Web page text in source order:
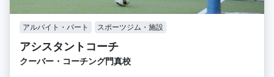
アルバイト・パート スポーツジム・施設
アシスタントコーチ
クーバー・コーチング門真校